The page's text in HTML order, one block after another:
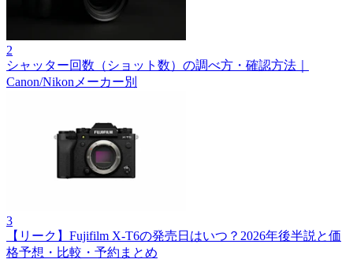
2
シャッター回数（ショット数）の調べ方・確認方法｜
Canon/Nikonメーカー別
3
【リーク】Fujifilm X‑T6の発売日はいつ？2026年後半説と価
格予想・比較・予約まとめ